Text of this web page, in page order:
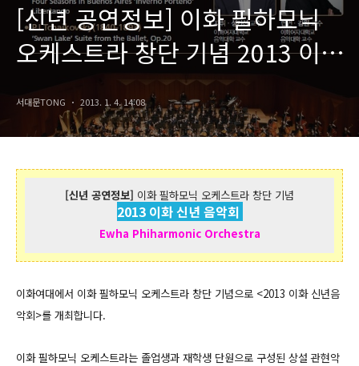
[신년 공연정보] 이화 필하모닉
오케스트라 창단 기념 2013 이화
신년음악회
서대문TONG 2013. 1. 4. 14:08
[신년 공연정보] 이화 필하모닉 오케스트라 창단 기념
2013 이화 신년 음악회
Ewha Phiharmonic Orchestra
이화여대에서 이화 필하모닉 오케스트라 창단 기념으로 <2013 이화 신년음
악회>를 개최합니다.
이화 필하모닉 오케스트라는 졸업생과 재학생 단원으로 구성된 상설 관현악